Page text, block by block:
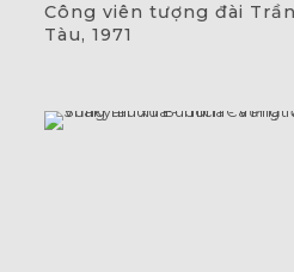
Công viên tượng đài
Tàu, 1971